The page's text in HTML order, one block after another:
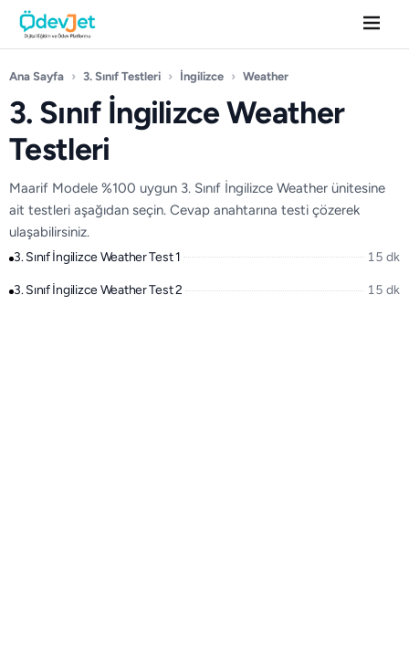
Ana Sayfa › 3. Sınıf Testleri › İngilizce › Weather
3. Sınıf İngilizce Weather
Testleri
Maarif Modele %100 uygun 3. Sınıf İngilizce Weather ünitesine
ait testleri aşağıdan seçin. Cevap anahtarına testi çözerek
ulaşabilirsiniz.
3. Sınıf İngilizce Weather Test 1 15 dk
3. Sınıf İngilizce Weather Test 2 15 dk